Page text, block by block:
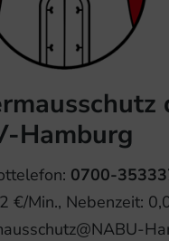
Hamburg
0700-
€/Min., Nebenzeit: